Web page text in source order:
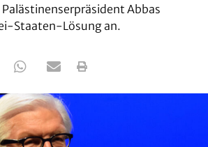
Abbas
Staaten-Lösung an.